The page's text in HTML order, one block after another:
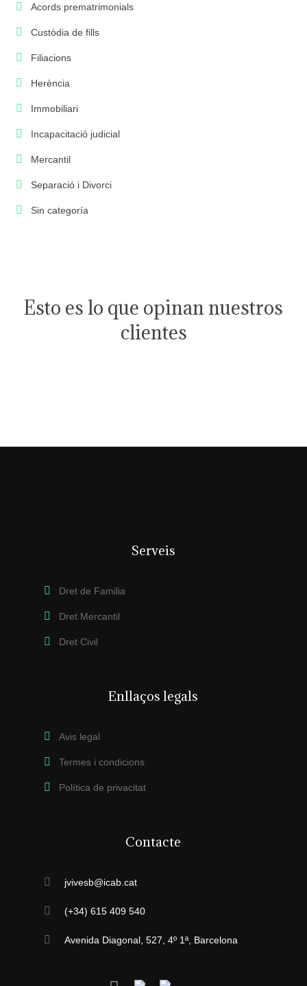
Acords prematrimonials
Custòdia de fills
Filiacions
Herència
Immobiliari
Incapacitació judicial
Mercantil
Separació i Divorci
Sin categoría
Esto es lo que opinan nuestros
clientes
Serveis
Dret de Familia
Dret Mercantil
Dret Civil
Enllaços legals
Avis legal
Termes i condicions
Política de privacitat
Contacte
jvivesb@icab.cat
(+34) 615 409 540
Avenida Diagonal, 527, 4º 1ª, Barcelona